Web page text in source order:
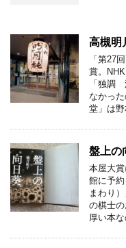
高槻明
「第27
賞。
「独調
なかっ
堂」は
盤上の
本屋大
館に予
まわり
の棋士
厚い本